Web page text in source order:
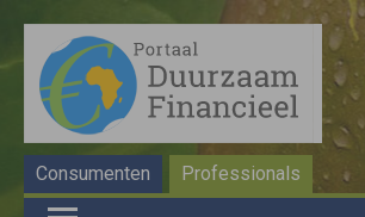
Consumenten Professionals